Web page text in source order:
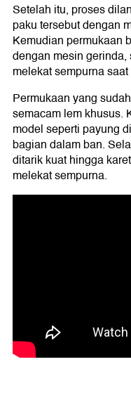
Setelah itu, proses
paku tersebut dengan
Kemudian permukaan
dengan mesin
melekat sempurna
Permukaan yang
semacam lem khusus.
model seperti payung
bagian dalam ban.
ditarik kuat hingga
melekat sempurna.